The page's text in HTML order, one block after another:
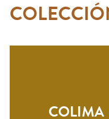
COLIMA